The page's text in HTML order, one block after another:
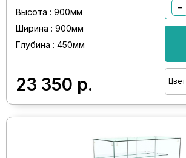
Высота : 900мм
Ширина : 900мм
Глубина : 450мм
23 350 р.
−
Цвет